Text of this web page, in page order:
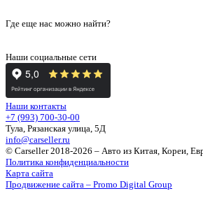
Где еще нас можно найти?
Наши социальные сети
Наши контакты
+7 (993) 700-30-00
Тула, Рязанская улица, 5Д
info@carseller.ru
© Carseller 2018-2026 – Авто из Китая, Кореи,
Политика конфиденциальности
Карта сайта
Продвижение сайта – Promo Digital Group